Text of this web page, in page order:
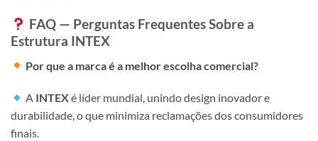
FAQ — Perguntas Frequentes Sobre a
Estrutura INTEX
Por que a marca é a melhor escolha comercial?
A INTEXé líder mundial, unindo design inovador e
durabilidade, o que minimiza reclamações dos consumidores
finais.